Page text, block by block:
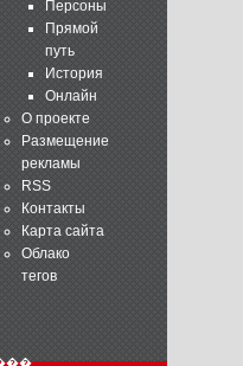
Персоны
Прямой
путь
История
Онлайн
О проекте
Размещение
рекламы
RSS
Контакты
Карта сайта
Облако
тегов